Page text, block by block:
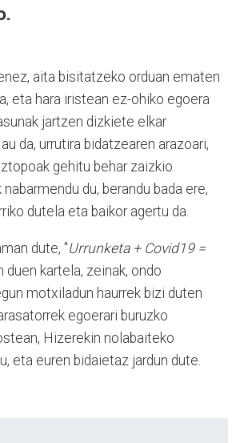
aita bisitatzeko orduan ematen
eta hara iristean ez-ohiko egoera
jartzen dizkiete elkar
da, urrutira bidatzearen arazoari,
gehitu behar zaizkio.
du, berandu bada ere,
dutela eta baikor agertu da.
dute, "Urrunketa + Covid19 =
duen kartela, zeinak, ondo
motxiladun haurrek bizi duten
egoerari buruzko
Hizerekin nolabaiteko
eta euren bidaietaz jardun dute.